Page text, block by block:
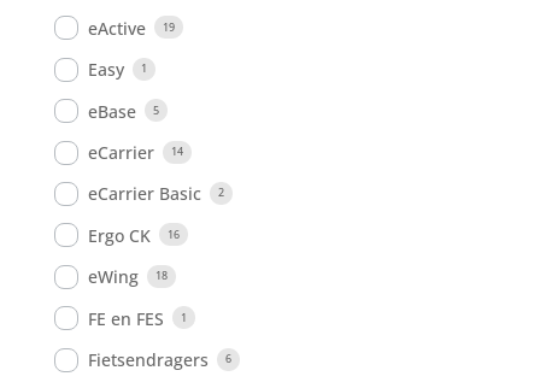
eActive 19
Easy 1
eBase 5
eCarrier 14
eCarrier Basic 2
Ergo CK 16
eWing 18
FE en FES 1
Fietsendragers 6